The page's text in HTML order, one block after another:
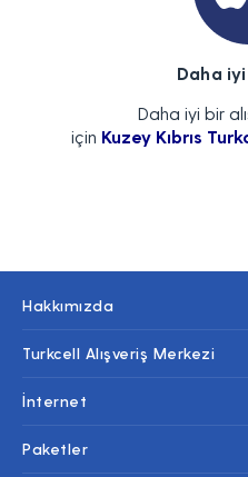
Daha iyi
Daha iyi bir
için Kuzey Kıbrıs
Hakkımızda
Turkcell Alışveriş Merkezi
İnternet
Paketler